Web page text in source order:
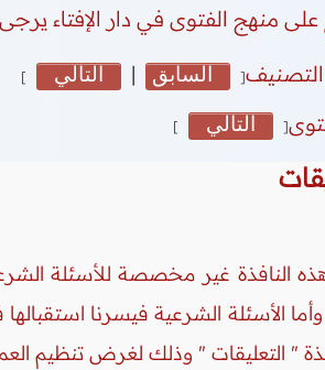
على منهج الفتوى في دار الإفتاء يرجى
[ السابق | التالي ]
[ التالي ]
النافذة غير مخصصة للأسئلة
وأما الأسئلة الشرعية فيسرنا
" التعليقات " وذلك لغرض تنظيم